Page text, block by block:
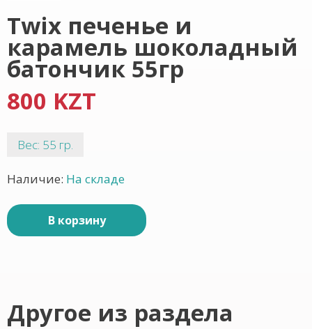
Twix печенье и
карамель шоколадный
батончик 55гр
800 KZT
Вес: 55 гр.
Наличие: На складе
В корзину
Другое из раздела